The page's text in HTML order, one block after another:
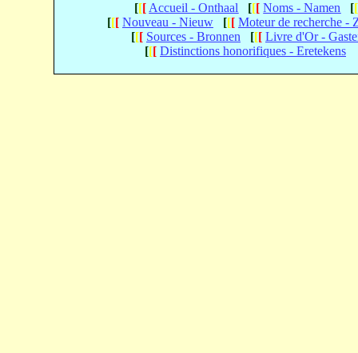
[[[ Accueil - Onthaal [[[ Noms - Namen [[
[[[ Nouveau - Nieuw [[[ Moteur de recherche -
[[[ Sources - Bronnen [[[ Livre d'Or -
[[[ Distinctions honorifiques - Eretekens